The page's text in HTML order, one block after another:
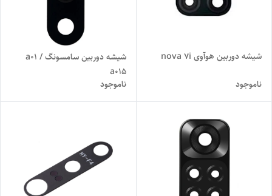
شیشه دوربین هوآوی nova 7i
ناموجود
شیشه دوربین سامسونگ a01 /
a015
ناموجود